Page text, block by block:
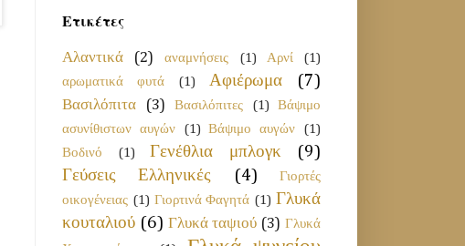
Ετικέτες
Αλαντικά (2) αναμνήσεις (1) Αρνί
(1)
αρωματικά φυτά
(1) Αφιέρωμα (7)
Βασιλόπιτα (3) Βασιλόπιτες (1)
Βάψιμο
ασυνίθιστων αυγών
(1) Βάψιμο αυγών
(1)
Βοδινό
(1) Γενέθλια μπλογκ
(9)
Γεύσεις Ελληνικές
(4)
Γιορτές
οικογένειας (1) Γιορτινά Φαγητά (1) Γλυκά
κουταλιού (6) Γλυκά ταψιού (3) Γλυκά